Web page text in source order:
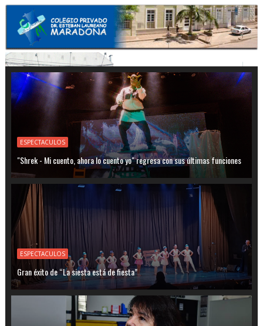
ESPECTACULOS
"Shrek - Mi cuento, ahora lo cuento yo" regresa con sus últimas funciones
ESPECTACULOS
Gran éxito de “La siesta está de fiesta”